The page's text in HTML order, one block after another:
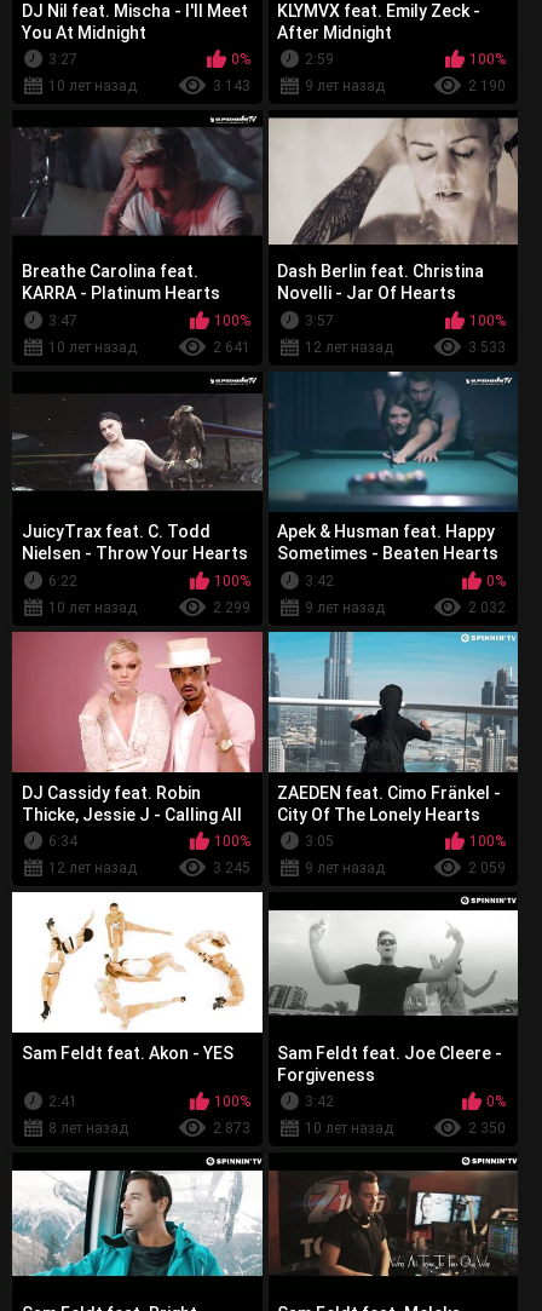
DJ Nil feat. Mischa - I'll Meet
You At Midnight
3:27
0%
10 лет назад
3 143
KLYMVX feat. Emily Zeck -
After Midnight
2:59
100%
9 лет назад
2 190
Breathe Carolina feat.
KARRA - Platinum Hearts
3:47
100%
10 лет назад
2 641
Dash Berlin feat. Christina
Novelli - Jar Of Hearts
3:57
100%
12 лет назад
3 533
JuicyTrax feat. C. Todd
Nielsen - Throw Your Hearts
Up 6:22
100%
10 лет назад
2 299
Apek & Husman feat. Happy
Sometimes - Beaten Hearts
3:42
0%
9 лет назад
2 032
DJ Cassidy feat. Robin
Thicke, Jessie J - Calling All
Hearts
6:34
100%
12 лет назад
3 245
ZAEDEN feat. Cimo Fränkel -
City Of The Lonely Hearts
3:05
100%
9 лет назад
2 059
Sam Feldt feat. Akon - YES
2:41
100%
8 лет назад
2 873
Sam Feldt feat. Joe Cleere -
Forgiveness
3:42
0%
10 лет назад
2 350